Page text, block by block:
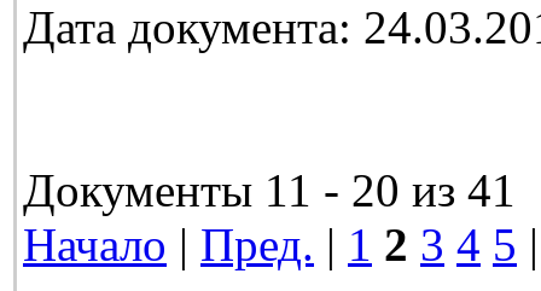
Дата документа:
Документы 11 - 20 из 41
Начало | Пред. | 1 2 3 4 5